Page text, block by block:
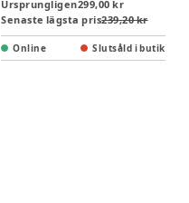
Ursprungligen299,00 kr
Senaste lägsta pris239,20 kr
Online Slutsåld i butik